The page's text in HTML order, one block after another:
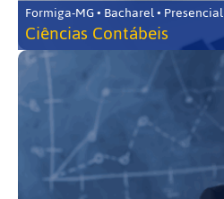
Formiga-MG • Bacharel • Presencial
Ciências Contábeis